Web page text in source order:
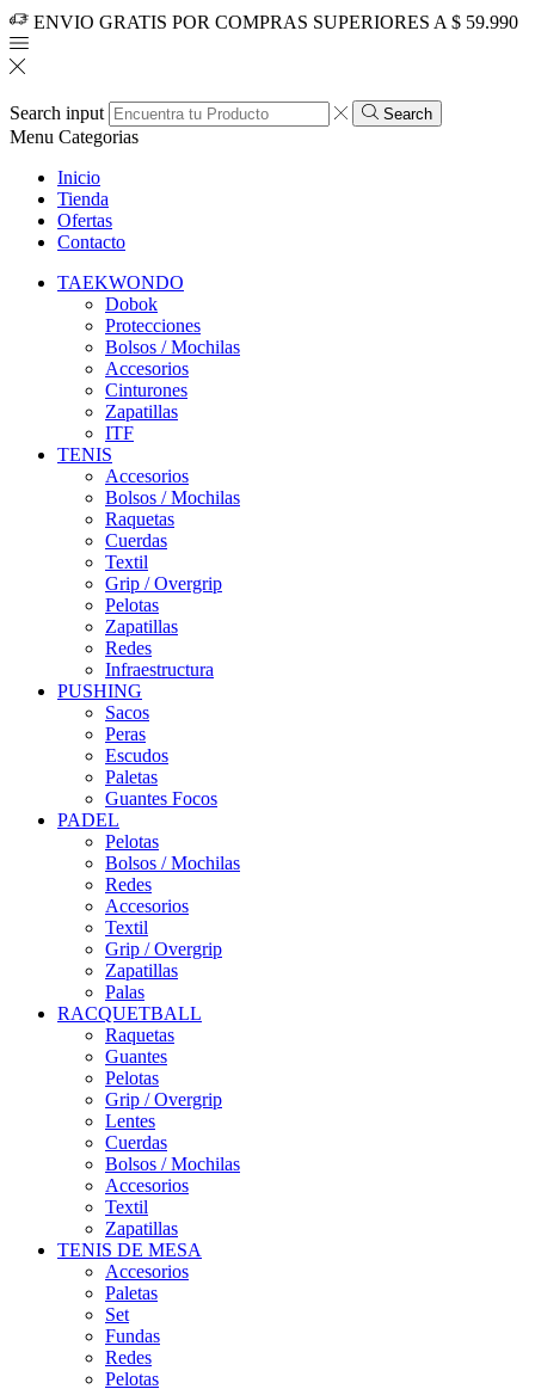
ENVIO GRATIS POR COMPRAS SUPERIORES A $ 59.990
Search input Search
Menu Categorias
Inicio
Tienda
Ofertas
Contacto
TAEKWONDO
Dobok
Protecciones
Bolsos / Mochilas
Accesorios
Cinturones
Zapatillas
ITF
TENIS
Accesorios
Bolsos / Mochilas
Raquetas
Cuerdas
Textil
Grip / Overgrip
Pelotas
Zapatillas
Redes
Infraestructura
PUSHING
Sacos
Peras
Escudos
Paletas
Guantes Focos
PADEL
Pelotas
Bolsos / Mochilas
Redes
Accesorios
Textil
Grip / Overgrip
Zapatillas
Palas
RACQUETBALL
Raquetas
Guantes
Pelotas
Grip / Overgrip
Lentes
Cuerdas
Bolsos / Mochilas
Accesorios
Textil
Zapatillas
TENIS DE MESA
Accesorios
Paletas
Set
Fundas
Redes
Pelotas